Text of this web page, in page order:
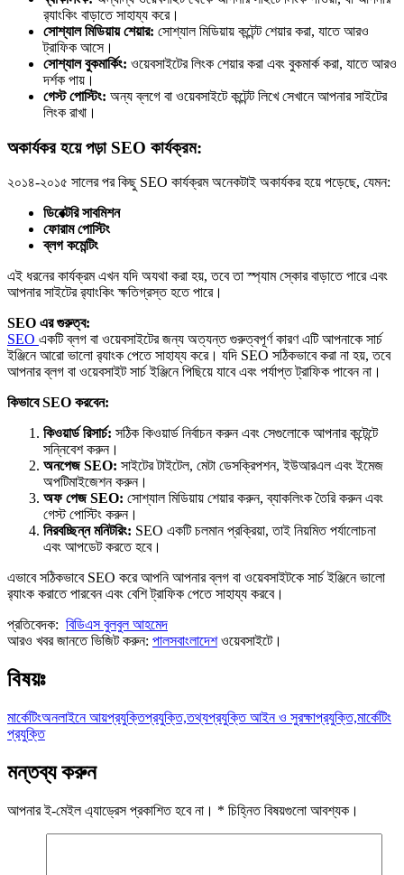
র‍্যাংকিং বাড়াতে সাহায্য করে।
সোশ্যাল মিডিয়ায় শেয়ার: সোশ্যাল মিডিয়ায় কন্টেন্ট শেয়ার করা, যাতে আরও
ট্রাফিক আসে।
সোশ্যাল বুকমার্কিং: ওয়েবসাইটের লিংক শেয়ার করা এবং বুকমার্ক করা, যাতে আরও
দর্শক পায়।
গেস্ট পোস্টিং: অন্য ব্লগে বা ওয়েবসাইটে কন্টেন্ট লিখে সেখানে আপনার সাইটের
লিংক রাখা।
অকার্যকর হয়ে পড়া SEO কার্যক্রম:
২০১৪-২০১৫ সালের পর কিছু SEO কার্যক্রম অনেকটাই অকার্যকর হয়ে পড়েছে, যেমন:
ডিরেক্টরি সাবমিশন
ফোরাম পোস্টিং
ব্লগ কমেন্টিং
এই ধরনের কার্যক্রম এখন যদি অযথা করা হয়, তবে তা স্প্যাম স্কোর বাড়াতে পারে এবং
আপনার সাইটের র‍্যাংকিং ক্ষতিগ্রস্ত হতে পারে।
SEO এর গুরুত্ব:
SEO একটি ব্লগ বা ওয়েবসাইটের জন্য অত্যন্ত গুরুত্বপূর্ণ কারণ এটি আপনাকে সার্চ
ইঞ্জিনে আরো ভালো র‍্যাংক পেতে সাহায্য করে। যদি SEO সঠিকভাবে করা না হয়, তবে
আপনার ব্লগ বা ওয়েবসাইট সার্চ ইঞ্জিনে পিছিয়ে যাবে এবং পর্যাপ্ত ট্রাফিক পাবেন না।
কিভাবে SEO করবেন:
কিওয়ার্ড রিসার্চ: সঠিক কিওয়ার্ড নির্বাচন করুন এবং সেগুলোকে আপনার কন্টেন্টে
সন্নিবেশ করুন।
অনপেজ SEO: সাইটের টাইটেল, মেটা ডেসক্রিপশন, ইউআরএল এবং ইমেজ
অপটিমাইজেশন করুন।
অফ পেজ SEO: সোশ্যাল মিডিয়ায় শেয়ার করুন, ব্যাকলিংক তৈরি করুন এবং
গেস্ট পোস্টিং করুন।
নিরবচ্ছিন্ন মনিটরিং: SEO একটি চলমান প্রক্রিয়া, তাই নিয়মিত পর্যালোচনা
এবং আপডেট করতে হবে।
এভাবে সঠিকভাবে SEO করে আপনি আপনার ব্লগ বা ওয়েবসাইটকে সার্চ ইঞ্জিনে ভালো
র‍্যাংক করাতে পারবেন এবং বেশি ট্রাফিক পেতে সাহায্য করবে।
প্রতিবেদক: বিডিএস বুলবুল আহমেদ
আরও খবর জানতে ভিজিট করুন: পালসবাংলাদেশওয়েবসাইটে।
বিষয়ঃ
মার্কেটিংঅনলাইনে আয়প্রযুক্তিপ্রযুক্তি,তথ্যপ্রযুক্তি আইন ও সুরক্ষাপ্রযুক্তি,মার্কেটিং
প্রযুক্তি
মন্তব্য করুন
আপনার ই-মেইল এ্যাড্রেস প্রকাশিত হবে না। * চিহ্নিত বিষয়গুলো আবশ্যক।